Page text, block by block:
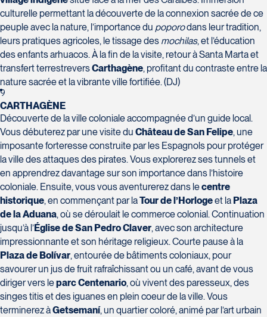
culturelle permettant la découverte de la connexion sacrée de ce
peuple avec la nature, l’importance du poporodans leur tradition,
leurs pratiques agricoles, le tissage des mochilas, et l’éducation
des enfants arhuacos. À la fin de la visite, retour à Santa Marta et
transfert terrestreversCarthagène, profitant du contraste entre la
nature sacrée et la vibrante ville fortifiée. (DJ)
9
CARTHAGÈNE
Découverte de la ville coloniale accompagnée d’un guide local.
Vous débuterez par une visite du Château de San Felipe, une
imposante forteresse construite par les Espagnols pour protéger
la ville des attaques des pirates. Vous explorerez ses tunnels et
en apprendrez davantage sur son importance dans l’histoire
coloniale. Ensuite, vous vous aventurerez dans lecentre
historique, en commençant par laTour de l’Horlogeet la Plaza
de la Aduana, où se déroulait le commerce colonial. Continuation
jusqu’à l’Église de San Pedro Claver, avec son architecture
impressionnante et son héritage religieux. Courte pause à la
Plaza de Bolívar, entourée de bâtiments coloniaux, pour
savourer un jus de fruit rafraîchissant ou un café, avant de vous
diriger vers leparc Centenario, où vivent des paresseux, des
singes titis et des iguanes en plein coeur de la ville. Vous
terminerez àGetsemaní, un quartier coloré, animé par l’art urbain
Voyages Tourbec Lapointe
1000 Boulevard Monseigneur
Langlois - Local 150
Salaberry-de-Valleyfield
J6S 0J7
Tél :450-373-1475
Voyages Transat St-Bruno
117 Boulevard Les Promenades -
Promenades St-Bruno
Saint-Bruno-de-Montarville
J3V 5K2
Tél :450-441-1220 / 1-833-487-
9323
Voyages Plein Soleil
4100 Boulevard de l'Auvergne -
Suite 108
Québec
G2C 1T8
Tél :418-847-1023 / 1-888-686-
0049
Voyages Thomassin St-Hilaire
1100 Boulevard de La Chaudière
#129
Québec
G1Y 0A1
Tél :418-948-8488